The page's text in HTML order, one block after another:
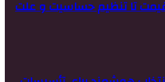
تا تنظیم حساسیت و علت